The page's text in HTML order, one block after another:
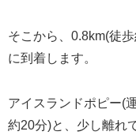
そこから、0.8km(徒
に到着します。
アイスランドポピー(
約20分)と、少し離れ